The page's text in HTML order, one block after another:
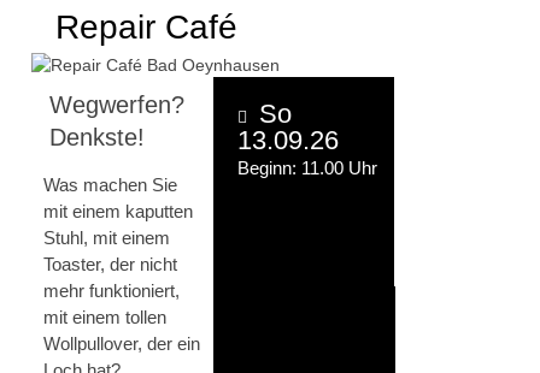
Repair Café
Wegwerfen?
Denkste!
Was machen Sie
mit einem kaputten
Stuhl, mit einem
Toaster, der nicht
mehr funktioniert,
mit einem tollen
Wollpullover, der ein
So
13.09.26
Beginn: 11.00 Uhr